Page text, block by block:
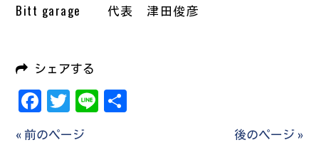
Bitt garage 代表 津田俊彦
シェアする
Facebook
Twitter
Line
« 前のページ 後のページ »